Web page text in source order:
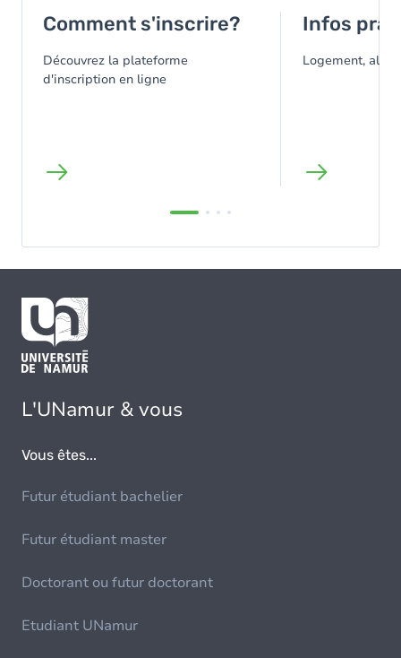
Comment s'inscrire?
Découvrez la plateforme
d'inscription en ligne
Infos
Logement,
L'UNamur & vous
Vous êtes...
Futur étudiant bachelier
Futur étudiant master
Doctorant ou futur doctorant
Etudiant UNamur